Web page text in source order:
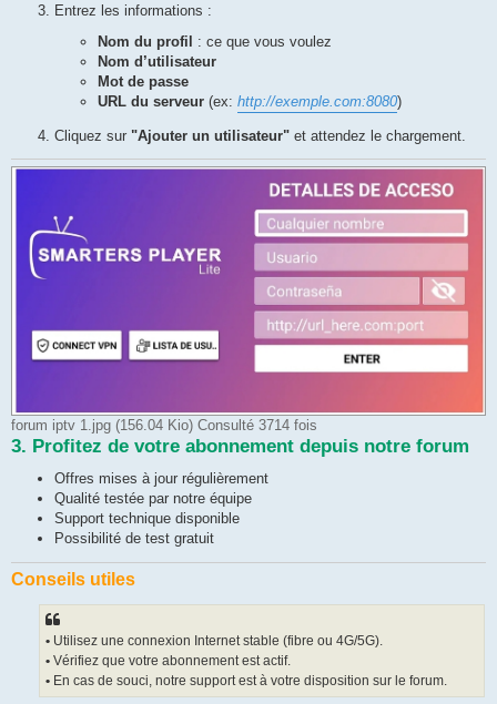
Entrez les informations :
Nom du profil
: ce que vous voulez
Nom d’utilisateur
Mot de passe
URL du serveur (ex: http://exemple.com:8080)
Cliquez sur "Ajouter un utilisateur" et attendez le chargement.
forum iptv 1.jpg (156.04 Kio) Consulté 3714 fois
3. Profitez de votre abonnement depuis notre forum
Offres mises à jour régulièrement
Qualité testée par notre équipe
Support technique disponible
Possibilité de test gratuit
Conseils utiles
• Utilisez une connexion Internet stable (fibre ou 4G/5G).
• Vérifiez que votre abonnement est actif.
• En cas de souci, notre support est à votre disposition sur le forum.